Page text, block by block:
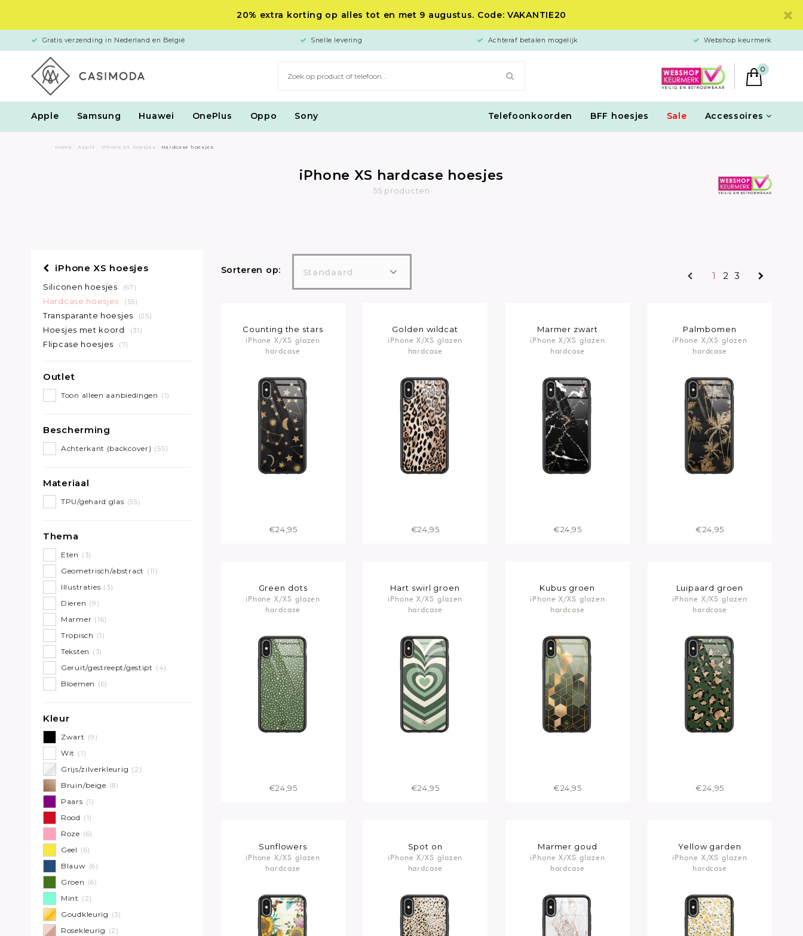
20% extra korting op alles tot en met 9 augustus. Code: VAKANTIE20
Gratis verzending in Nederland en België Snelle levering Achteraf betalen mogelijk Webshop keurmerk
0
Apple Samsung Huawei OnePlus Oppo Sony Telefoonkoorden BFF hoesjes Sale Accessoires
Home Apple iPhone XS hoesjes Hardcase hoesjes
iPhone XS hardcase hoesjes
55 producten
iPhone XS hoesjes
Siliconen hoesjes (67)
Hardcase hoesjes (55)
Transparante hoesjes (25)
Hoesjes met koord (31)
Flipcase hoesjes (7)
Outlet
Toon alleen aanbiedingen (1)
Bescherming
Achterkant (backcover) (55)
Materiaal
TPU/gehard glas (55)
Thema
Eten (3)
Geometrisch/abstract (11)
Illustraties (3)
Dieren (9)
Marmer (16)
Tropisch (1)
Teksten (3)
Geruit/gestreept/gestipt (4)
Bloemen (6)
Kleur
Zwart (9)
Wit (1)
Grijs/zilverkleurig (2)
Bruin/beige (8)
Paars (1)
Rood (1)
Roze (6)
Geel (6)
Blauw (6)
Groen (6)
Mint (2)
Goudkleurig (3)
Rosekleurig (2)
Sorteren op: Standaard 1 2 3
Counting the stars
iPhone X/XS glazen
hardcase
€24,95
Golden wildcat
iPhone X/XS glazen
hardcase
€24,95
Marmer zwart
iPhone X/XS glazen
hardcase
€24,95
Palmbomen
iPhone X/XS glazen
hardcase
€24,95
Green dots
iPhone X/XS glazen
hardcase
€24,95
Hart swirl groen
iPhone X/XS glazen
hardcase
€24,95
Kubus groen
iPhone X/XS glazen
hardcase
€24,95
Luipaard groen
iPhone X/XS glazen
hardcase
€24,95
Sunflowers
iPhone X/XS glazen
hardcase
Spot on
iPhone X/XS glazen
hardcase
Marmer goud
iPhone X/XS glazen
hardcase
Yellow garden
iPhone X/XS glazen
hardcase